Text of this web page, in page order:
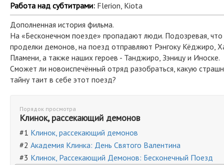
Работа над субтитрами: Flerion, Kiota
Дополненная история фильма.
На «Бесконечном поезде» пропадают люди. Подозревая, что
проделки демонов, на поезд отправляют Рэнгоку Кёджиро,
Пламени, а также наших героев - Танджиро, Зэницу и Иноске.
Сможет ли новоиспечённый отряд разобраться, какую
тайну таит в себе этот поезд?
Порядок просмотра
Клинок, рассекающий демонов
#1 Клинок, рассекающий демонов
#2 Академия Клинка: День Святого Валентина
#3 Клинок, Рассекающий Демонов: Бесконечный Поезд